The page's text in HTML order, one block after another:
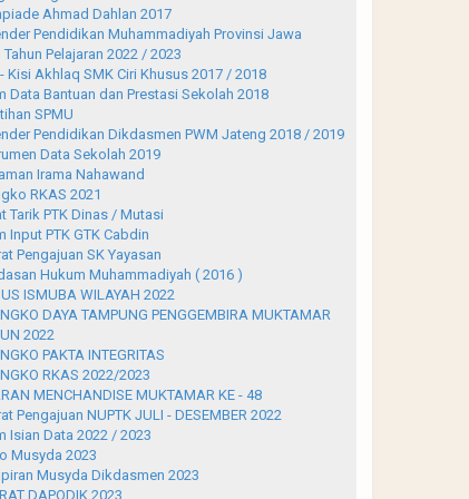
Ahmad Dahlan 2017
Pendidikan Muhammadiyah Provinsi Jawa
Tahun Pelajaran 2022 / 2023
Kisi Akhlaq SMK Ciri Khusus 2017 / 2018
Data Bantuan dan Prestasi Sekolah 2018
SPMU
Pendidikan Dikdasmen PWM Jateng 2018 / 2019
Data Sekolah 2019
Irama Nahawand
RKAS 2021
Tarik PTK Dinas / Mutasi
Input PTK GTK Cabdin
Pengajuan SK Yayasan
Hukum Muhammadiyah ( 2016 )
ISMUBA WILAYAH 2022
DAYA TAMPUNG PENGGEMBIRA MUKTAMAR
2022
PAKTA INTEGRITAS
RKAS 2022/2023
MENCHANDISE MUKTAMAR KE - 48
Pengajuan NUPTK JULI - DESEMBER 2022
Isian Data 2022 / 2023
Musyda 2023
Musyda Dikdasmen 2023
DAPODIK 2023